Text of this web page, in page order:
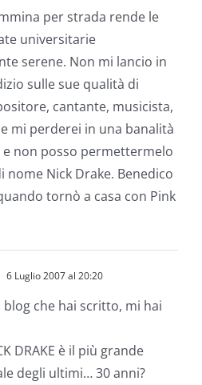
per strada rende le
universitarie
serene. Non mi lancio in
sulle sue qualità di
cantante, musicista,
mi perderei in una banalità
e non posso permettermelo
nome Nick Drake. Benedico
tornò a casa con Pink
6 Luglio 2007 al 20:20
che hai scritto, mi hai
DRAKE è il più grande
degli ultimi… 30 anni?